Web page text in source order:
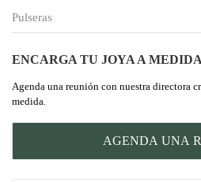
Pulseras
ENCARGA TU JOYA A MEDIDA
Agenda una reunión con nuestra directora
medida.
AGENDA UNA